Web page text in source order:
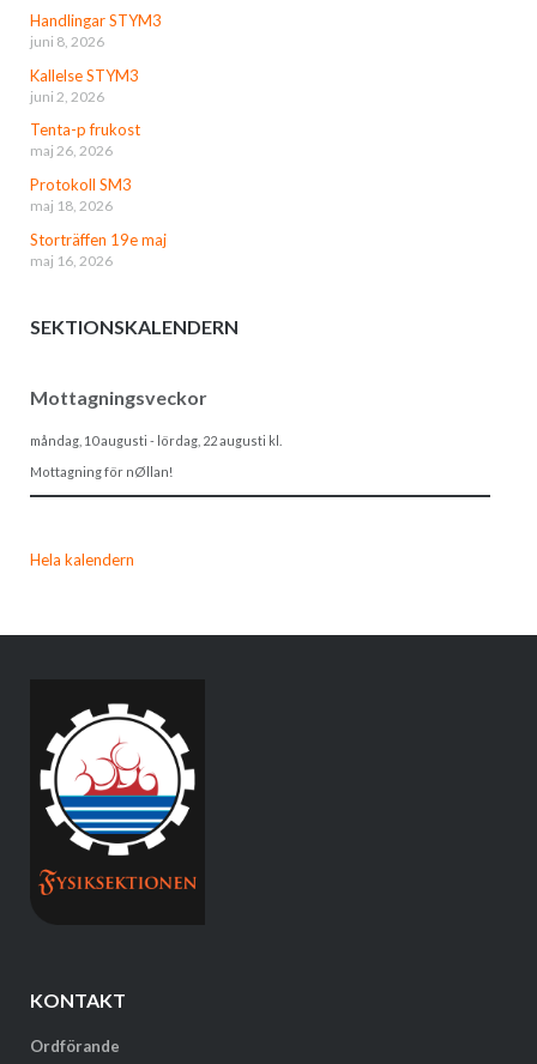
Handlingar STYM3
juni 8, 2026
Kallelse STYM3
juni 2, 2026
Tenta-p frukost
maj 26, 2026
Protokoll SM3
maj 18, 2026
Storträffen 19e maj
maj 16, 2026
SEKTIONSKALENDERN
Mottagningsveckor
måndag, 10 augusti - lördag, 22 augusti kl.
Mottagning för nØllan!
Hela kalendern
KONTAKT
Ordförande